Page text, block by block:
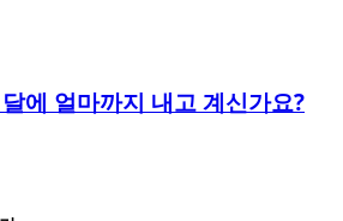
에 얼마까지 내고 계신가요?